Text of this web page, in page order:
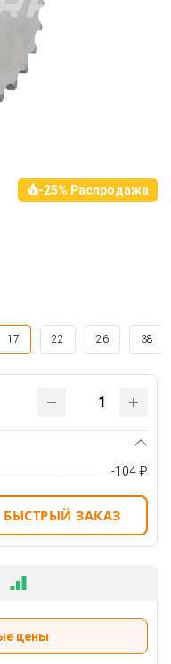
-25% Распродажа
17 22 26 38
-104 ₽
БЫСТРЫЙ ЗАКАЗ
Получить оптовые цены